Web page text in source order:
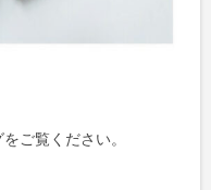
ご覧ください。